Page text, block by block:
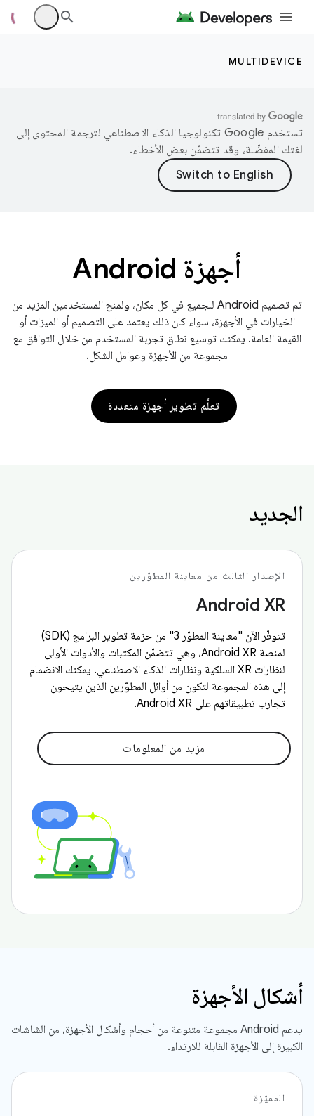
MULTIDEVICE
تستخدم Google تكنولوجيا الذكاء الاصطناعي لترجمة المحتوى إلى
لغتك المفضّلة، وقد تتضمّن بعض الأخطاء.
أجهزة Android
تم تصميم Android للجميع في كل مكان، ولمنح المستخدمين المزيد من
الخيارات في الأجهزة، سواء كان ذلك يعتمد على التصميم أو الميزات أو
القيمة العامة. يمكنك توسيع نطاق تجربة المستخدم من خلال التوافق مع
مجموعة من الأجهزة وعوامل الشكل.
تعلُّم تطوير أجهزة متعددة
الجديد
الإصدار الثالث من معاينة المطوّرين
Android XR
تتوفّر الآن "معاينة المطوّر 3" من حزمة تطوير البرامج (SDK)
لمنصة Android XR، وهي تتضمّن المكتبات والأدوات الأولى
لنظارات XR السلكية ونظارات الذكاء الاصطناعي. يمكنك الانضمام
إلى هذه المجموعة لتكون من أوائل المطوّرين الذين يتيحون
تجارب تطبيقاتهم على Android XR.
مزيد من المعلومات
أشكال الأجهزة
يدعم Android مجموعة متنوعة من أحجام وأشكال الأجهزة، من الشاشات
الكبيرة إلى الأجهزة القابلة للارتداء.
المميّزة